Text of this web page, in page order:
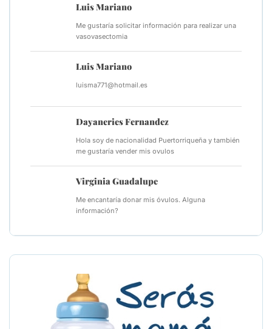
Luis Mariano
Me gustaría solicitar información para realizar una
vasovasectomia
Luis Mariano
luisma771@hotmail.es
Dayaneries Fernandez
Hola soy de nacionalidad Puertorriqueña y también
me gustaría vender mis ovulos
Virginia Guadalupe
Me encantaría donar mis óvulos. Alguna
información?